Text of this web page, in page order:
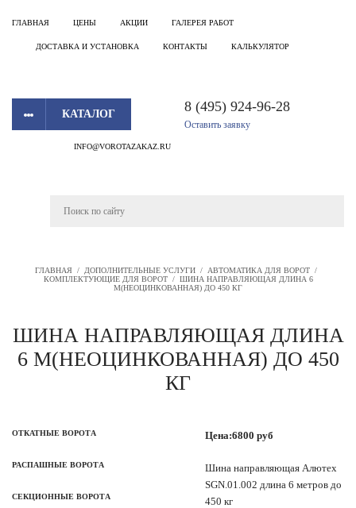
ГЛАВНАЯ ЦЕНЫ АКЦИИ ГАЛЕРЕЯ РАБОТ
ДОСТАВКА И УСТАНОВКА КОНТАКТЫ КАЛЬКУЛЯТОР
КАТАЛОГ 8 (495) 924-96-28
Оставить заявку
INFO@VOROTAZAKAZ.RU
ГЛАВНАЯ / ДОПОЛНИТЕЛЬНЫЕ УСЛУГИ / АВТОМАТИКА ДЛЯ ВОРОТ /
КОМПЛЕКТУЮЩИЕ ДЛЯ ВОРОТ / ШИНА НАПРАВЛЯЮЩАЯ ДЛИНА 6
М(НЕОЦИНКОВАННАЯ) ДО 450 КГ
ШИНА НАПРАВЛЯЮЩАЯ ДЛИНА
6 М(НЕОЦИНКОВАННАЯ) ДО 450
КГ
ОТКАТНЫЕ ВОРОТА
РАСПАШНЫЕ ВОРОТА
СЕКЦИОННЫЕ ВОРОТА
Цена:6800 руб
Шина направляющая Алютех
SGN.01.002 длина 6 метров до
450 кг